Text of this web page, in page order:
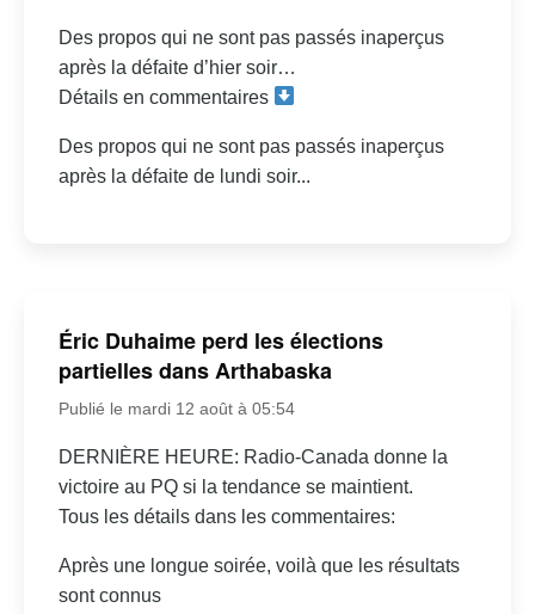
Des propos qui ne sont pas passés inaperçus
après la défaite d’hier soir…
Détails en commentaires
Des propos qui ne sont pas passés inaperçus
après la défaite de lundi soir...
Éric Duhaime perd les élections
partielles dans Arthabaska
Publié le mardi 12 août à 05:54
DERNIÈRE HEURE: Radio-Canada donne la
victoire au PQ si la tendance se maintient.
Tous les détails dans les commentaires:
Après une longue soirée, voilà que les résultats
sont connus